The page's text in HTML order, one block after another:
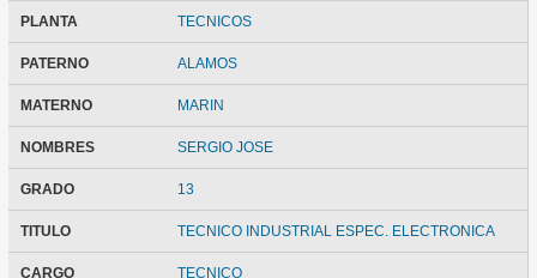
PLANTA TECNICOS
PATERNO ALAMOS
MATERNO MARIN
NOMBRES SERGIO JOSE
GRADO 13
TITULO TECNICO INDUSTRIAL ESPEC. ELECTRONICA
CARGO TECNICO